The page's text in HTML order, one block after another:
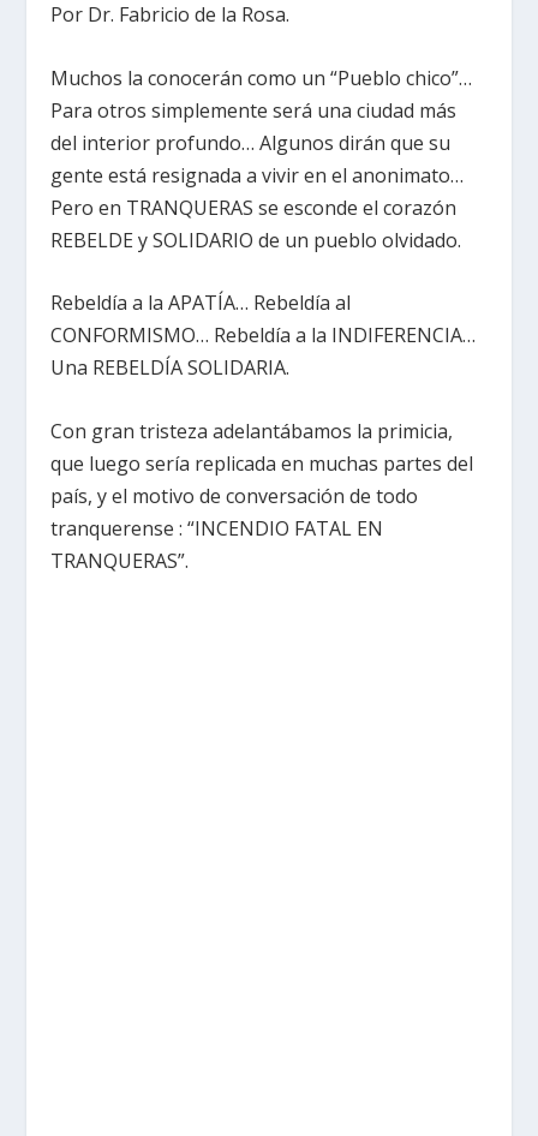
Por Dr. Fabricio de la Rosa.
Muchos la conocerán como un “Pueblo chico”…
Para otros simplemente será una ciudad más
del interior profundo… Algunos dirán que su
gente está resignada a vivir en el anonimato…
Pero en TRANQUERAS se esconde el corazón
REBELDE y SOLIDARIO de un pueblo olvidado.
Rebeldía a la APATÍA… Rebeldía al
CONFORMISMO… Rebeldía a la INDIFERENCIA…
Una REBELDÍA SOLIDARIA.
Con gran tristeza adelantábamos la primicia,
que luego sería replicada en muchas partes del
país, y el motivo de conversación de todo
tranquerense : “INCENDIO FATAL EN
TRANQUERAS”.